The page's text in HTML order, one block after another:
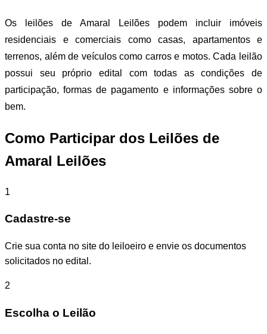
Os leilões de Amaral Leilões podem incluir imóveis
residenciais e comerciais como casas, apartamentos e
terrenos, além de veículos como carros e motos. Cada leilão
possui seu próprio edital com todas as condições de
participação, formas de pagamento e informações sobre o
bem.
Como Participar dos Leilões de
Amaral Leilões
1
Cadastre-se
Crie sua conta no site do leiloeiro e envie os documentos
solicitados no edital.
2
Escolha o Leilão